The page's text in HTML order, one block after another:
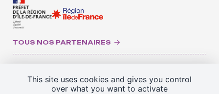
This site uses cookies and gives you control
over what you want to activate
TOUS NOS PARTENAIRES